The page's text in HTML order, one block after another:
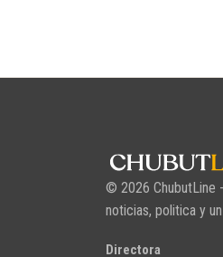
© 2026 ChubutLine
noticias, politica y
Directora